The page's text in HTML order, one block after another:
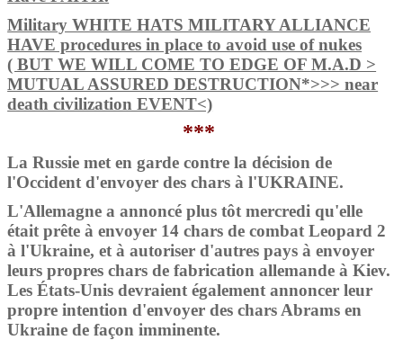
Military WHITE HATS MILITARY ALLIANCE
HAVE procedures in place to avoid use of nukes
( BUT WE WILL COME TO EDGE OF M.A.D >
MUTUAL ASSURED DESTRUCTION*>>> near
death civilization EVENT<)
***
La Russie met en garde contre la décision de
l'Occident d'envoyer des chars à l'UKRAINE.
L'Allemagne a annoncé plus tôt mercredi qu'elle
était prête à envoyer 14 chars de combat Leopard 2
à l'Ukraine, et à autoriser d'autres pays à envoyer
leurs propres chars de fabrication allemande à Kiev.
Les États-Unis devraient également annoncer leur
propre intention d'envoyer des chars Abrams en
Ukraine de façon imminente.